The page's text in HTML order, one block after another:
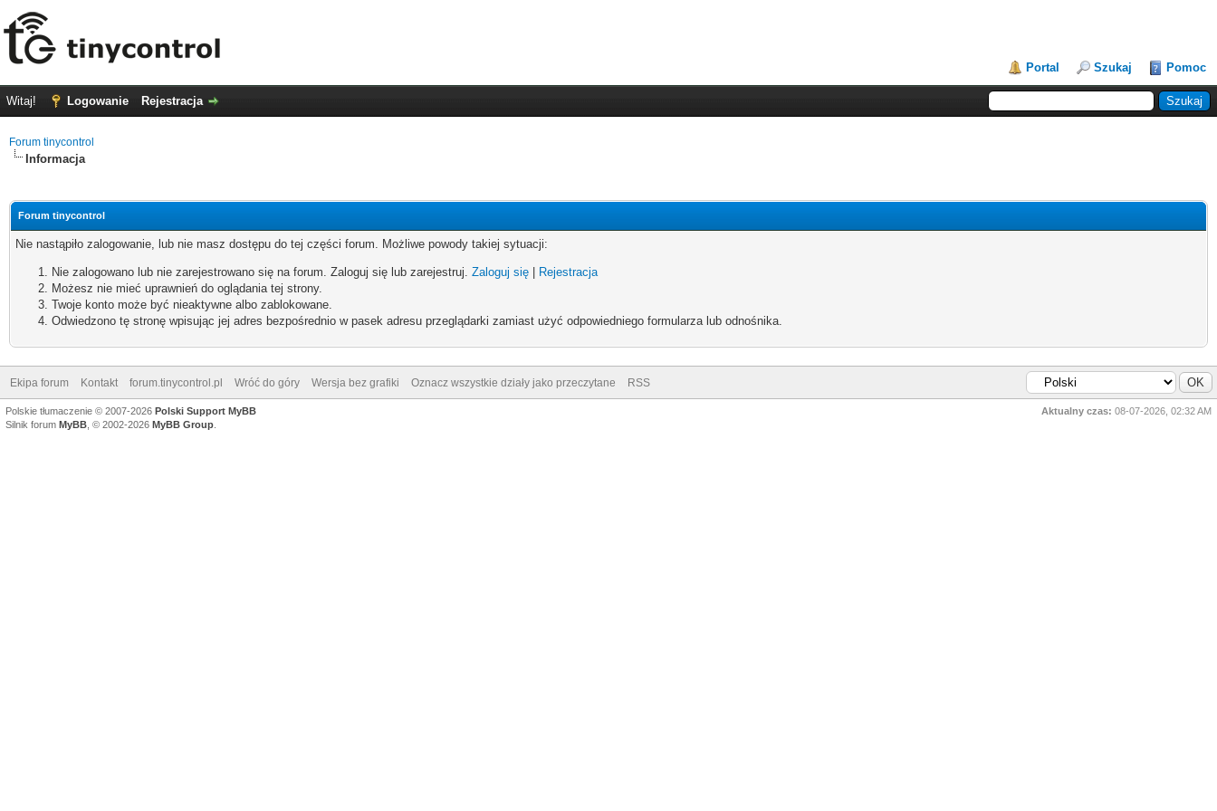
Portal Szukaj Pomoc
Witaj! Logowanie Rejestracja
Forum tinycontrol
Informacja
Forum tinycontrol
Nie nastąpiło zalogowanie, lub nie masz dostępu do tej części forum. Możliwe powody takiej sytuacji:
Nie zalogowano lub nie zarejestrowano się na forum. Zaloguj się lub zarejestruj. Zaloguj się
Rejestracja
Możesz nie mieć uprawnień do oglądania tej strony.
Twoje konto może być nieaktywne albo zablokowane.
Odwiedzono tę stronę wpisując jej adres bezpośrednio w pasek adresu przeglądarki zamiast użyć odpowiedniego formularza lub odnośnika.
Ekipa forum Kontakt forum.tinycontrol.pl Wróć do góry Wersja bez grafiki Oznacz wszystkie działy jako przeczytane RSS
Aktualny czas: 08-07-2026, 02:32 AM
Polskie tłumaczenie © 2007-2026 Polski Support MyBB
Silnik forum MyBB , © 2002-2026 MyBB Group